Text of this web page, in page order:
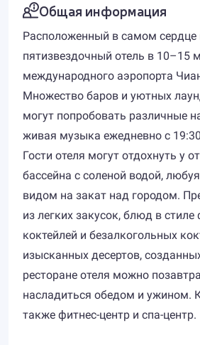
Общая информация
Расположенный в самом сердце
пятизвездочный отель в 10–15
международного аэропорта
Множество баров и уютных
могут попробовать различные
живая музыка ежедневно с
Гости отеля могут отдохнуть у
бассейна с соленой водой,
видом на закат над городом.
из легких закусок, блюд в
коктейлей и безалкогольных
изысканных десертов,
ресторане отеля можно
насладиться обедом и ужином.
также фитнес-центр и спа-центр.